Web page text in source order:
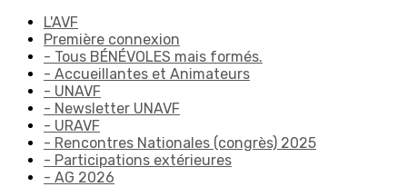
L'AVF
Première connexion
- Tous BÉNÉVOLES mais formés.
- Accueillantes et Animateurs
- UNAVF
- Newsletter UNAVF
- URAVF
- Rencontres Nationales (congrès) 2025
- Participations extérieures
- AG 2026